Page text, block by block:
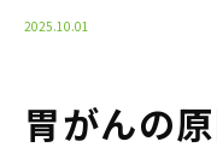
2025.10.01
胃がんの